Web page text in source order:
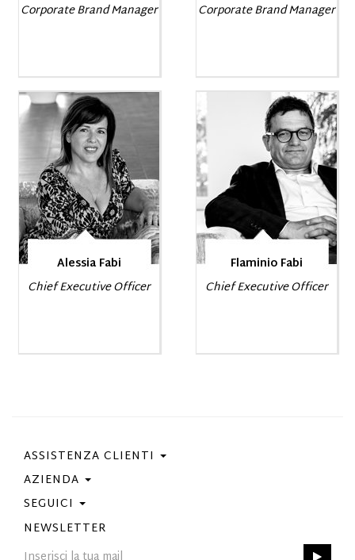
Corporate Brand Manager
Corporate Brand Manager
Alessia Fabi
Chief Executive Officer
Flaminio Fabi
Chief Executive Officer
ASSISTENZA CLIENTI
Contattaci
Condizioni Di Acquisto
Guida Taglie
AZIENDA
Privacy Policy
Cookie Policy
Best Of Fabi
SEGUICI
Facebook
Instagram
NEWSLETTER